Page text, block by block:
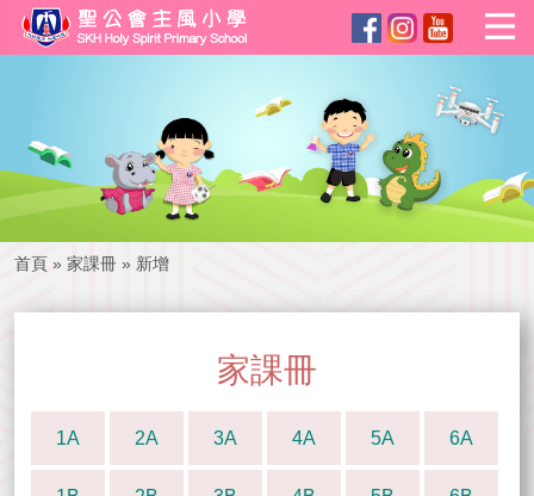
首頁 » 家課冊 » 新增
家課冊
1A 2A 3A 4A 5A 6A